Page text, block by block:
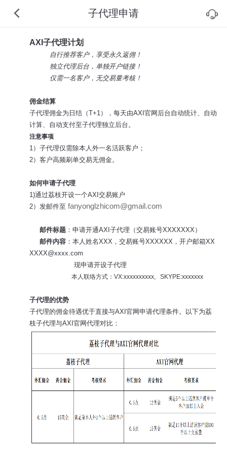
子代理申请
AXI子代理计划
自行推荐客户，享受永久返佣！
独立代理后台，单独开户链接！
仅需一名客户，无交易量考核！
佣金结算
子代理佣金为日结（T+1），每天由AXI官网后台自动统计、自动
计算、自动支付至子代理独立后台。
注意事项
1）子代理仅需除本人外一名活跃客户；
2）客户高频刷单交易无佣金。
如何申请子代理
1)通过荔枝开设一个AXI交易账户
2）发邮件至 fanyonglzhicom@gmail.com
邮件标题：申请开通AXI子代理（交易账号XXXXXXX）
邮件内容：本人姓名XXX，交易账号XXXXXX，开户邮箱XX
XXXX@xxxx.com
现申请开设子代理
本人联络方式：VX:xxxxxxxxxx, SKYPE:xxxxxxx
子代理的优势
子代理的佣金待遇优于直接与AXI官网申请代理条件。以下为荔
枝子代理与AXI官网代理对比：